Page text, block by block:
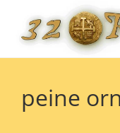
contenido
peine